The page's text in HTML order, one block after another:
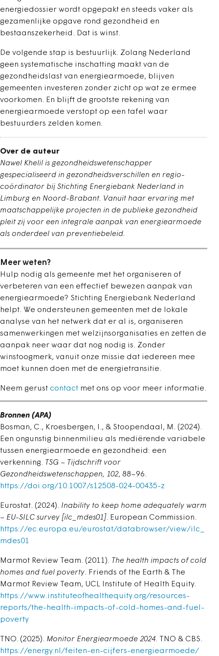
energiedossier wordt opgepakt en steeds vaker als
gezamenlijke opgave rond gezondheid en
bestaanszekerheid. Dat is winst.
De volgende stap is bestuurlijk. Zolang Nederland
geen systematische inschatting maakt van de
gezondheidslast van energiearmoede, blijven
gemeenten investeren zonder zicht op wat ze ermee
voorkomen. En blijft de grootste rekening van
energiearmoede verstopt op een tafel waar
bestuurders zelden komen.
Over de auteur
Nawel Khelil is gezondheidswetenschapper
gespecialiseerd in gezondheidsverschillen en regio-
coördinator bij Stichting Energiebank Nederland in
Limburg en Noord-Brabant. Vanuit haar ervaring met
maatschappelijke projecten in de publieke gezondheid
pleit zij voor een integrale aanpak van energiearmoede
als onderdeel van preventiebeleid.
Meer weten?
Hulp nodig als gemeente met het organiseren of
verbeteren van een effectief bewezen aanpak van
energiearmoede? Stichting Energiebank Nederland
helpt. We ondersteunen gemeenten met de lokale
analyse van het netwerk dat er al is, organiseren
samenwerkingen met welzijnsorganisaties en zetten de
aanpak neer waar dat nog nodig is. Zonder
winstoogmerk, vanuit onze missie dat iedereen mee
moet kunnen doen met de energietransitie.
Neem gerust contact met ons op voor meer informatie.
Bronnen (APA)
Bosman, C., Kroesbergen, I., & Stoopendaal, M. (2024).
Een ongunstig binnenmilieu als mediërende variabele
tussen energiearmoede en gezondheid: een
verkenning. TSG – Tijdschrift voor
Gezondheidswetenschappen, 102, 88–96.
https://doi.org/10.1007/s12508-024-00435-z
Eurostat. (2024). Inability to keep home adequately warm
– EU-SILC survey [ilc_mdes01]. European Commission.
https://ec.europa.eu/eurostat/databrowser/view/ilc_
mdes01
Marmot Review Team. (2011). The health impacts of cold
homes and fuel poverty. Friends of the Earth & The
Marmot Review Team, UCL Institute of Health Equity.
https://www.instituteofhealthequity.org/resources-
reports/the-health-impacts-of-cold-homes-and-fuel-
poverty
TNO. (2025). Monitor Energiearmoede 2024. TNO & CBS.
https://energy.nl/feiten-en-cijfers-energiearmoede/